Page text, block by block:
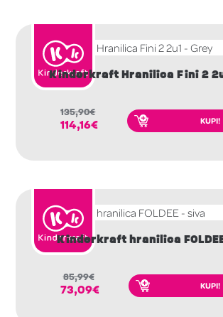
Kinderkraft Hranilica Fini 2
135,90€
114,16€ KUPI!
Kinderkraft hranilica
85,99€
73,09€ KUPI!